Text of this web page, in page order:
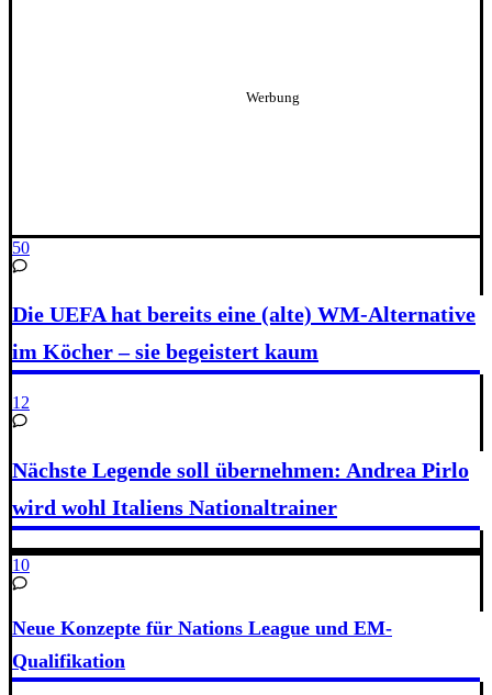
50
Die UEFA hat bereits eine (alte) WM-Alternative
im Köcher – sie begeistert kaum
12
Nächste Legende soll übernehmen: Andrea Pirlo
wird wohl Italiens Nationaltrainer
10
Neue Konzepte für Nations League und EM-
Qualifikation